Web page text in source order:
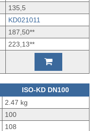
135,5
KD021011
187,50**
223,13**
ISO-KD DN100
2.47 kg
100
108